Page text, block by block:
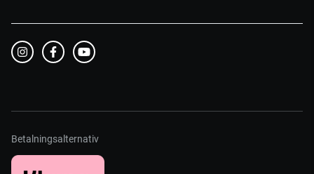
Betalningsalternativ